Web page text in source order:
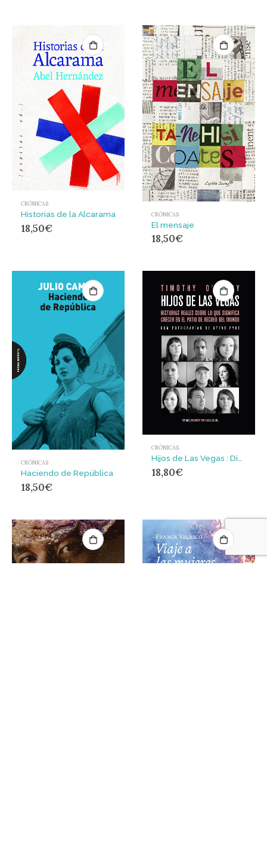
CRÓNICAS
Historias de la Alcarama
18,50€
CRÓNICAS
El mensaje
18,50€
CRÓNICAS
Haciendo de República
18,50€
CRÓNICAS
18,80€